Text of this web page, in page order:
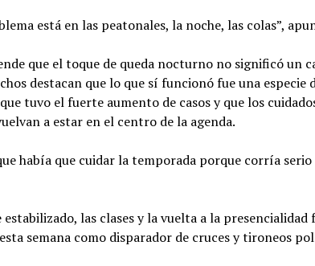
está en las peatonales, la noche, las colas”,
que el toque de queda nocturno no significó un
destacan que lo que sí funcionó fue una especie
tuvo el fuerte aumento de casos y que los
a estar en el centro de la agenda.
había que cuidar la temporada porque corría serio
estabilizado, las clases y la vuelta a la presencialidad
semana como disparador de cruces y tironeos